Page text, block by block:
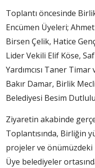
Toplantı öncesinde
Encümen Üyeleri;
Birsen Çelik, Hatice
Lider Vekili Elif Köse,
Yardımcısı Taner
Bakır Damar, Birlik
Belediyesi Besim
Ziyaretin akabinde
Toplantısında, Birliğin
projeler ve önümüzdeki
Üye belediyeler